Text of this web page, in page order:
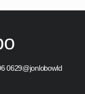
0629@jonlobowld